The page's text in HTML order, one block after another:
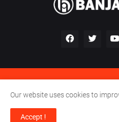
Pedoman
Our website uses cookies to
Accept !